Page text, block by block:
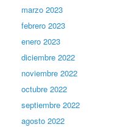
marzo 2023
febrero 2023
enero 2023
diciembre 2022
noviembre 2022
octubre 2022
septiembre 2022
agosto 2022